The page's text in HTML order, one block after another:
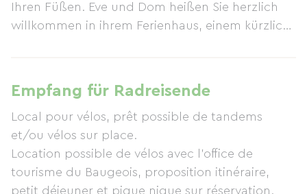
Ihren Füßen. Eve und Dom heißen Sie herzlich
willkommen in ihrem Ferienhaus, einem kürzlich
den Swimmingpool und den Außenwhirlpool –
ideal zum Entspannen nach einer Radtour oder
einfach zum Genießen. Das Ferienhaus bietet 220
m² Wohnfläche und ist komfortabel für bis zu 15
Personen ausgestattet. In der Nähe finden Sie
zahlreiche Wanderwege, zwei Golfplätze und ein
Empfang für Radreisende
Local pour vélos, prêt possible de tandems
et/ou vélos sur place.
Location possible de vélos avec l'office de
tourisme du Baugeois, proposition itinéraire,
petit déjeuner et pique nique sur réservation.